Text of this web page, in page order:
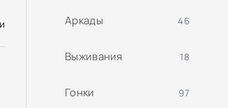
Аркады 46
Выживания 18
Гонки 97